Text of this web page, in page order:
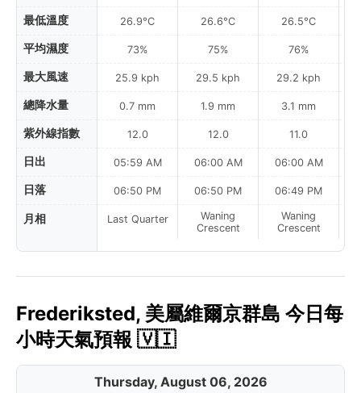
最低溫度
平均濕度
最大風速
總降水量
紫外線指數
日出
日落
月相
26.9°C
73%
25.9 kph
0.7 mm
12.0
05:59 AM
06:50 PM
Last Quarter
26.6°C
75%
29.5 kph
1.9 mm
12.0
06:00 AM
06:50 PM
Waning
Crescent
26.5°C
76%
29.2 kph
3.1 mm
11.0
06:00 AM
06:49 PM
Waning
Crescent
Frederiksted, 美屬維爾京群島 今日每
小時天氣預報 🇻🇮
Thursday, August 06, 2026